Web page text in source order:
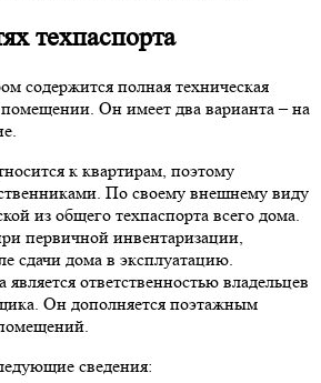
техпаспорта
содержится полная техническая
Он имеет два варианта – на
к квартирам, поэтому
По своему внешнему виду
из общего техпаспорта всего дома.
первичной инвентаризации,
сдачи дома в эксплуатацию.
ответственностью владельцев
Он дополняется поэтажным
сведения: